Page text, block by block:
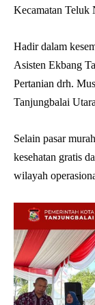
Kecamatan Teluk
Hadir dalam
Asisten Ekbang
Pertanian drh.
Tanjungbalai
Selain pasar
kesehatan gratis
wilayah